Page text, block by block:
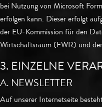
bei Nutzung von Microsoft
erfolgen kann. Dieser erfolgt
der EU-Kommission für den
Wirtschaftsraum (EWR) und
3. EINZELNE
A. NEWSLETTER
Auf unserer Internetseite